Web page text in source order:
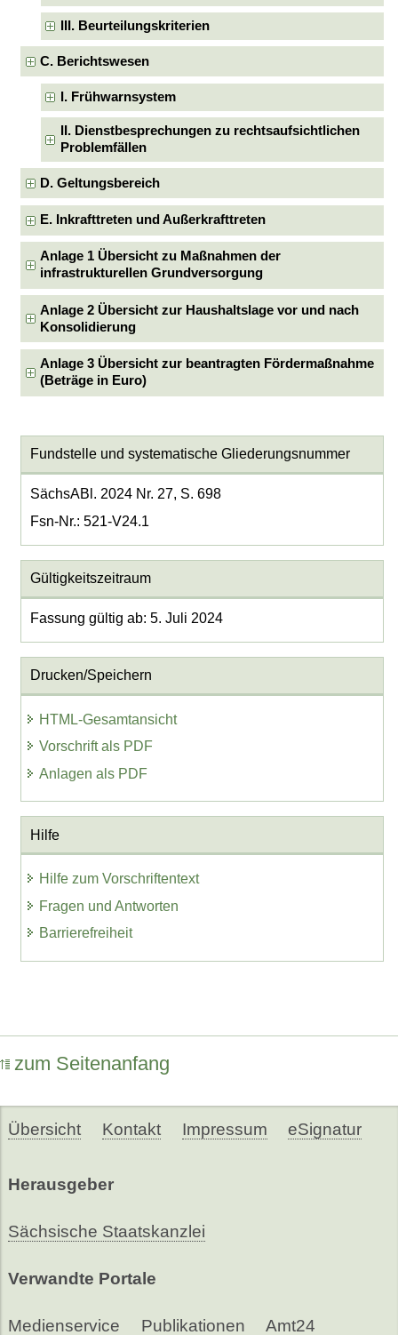
III. Beurteilungskriterien
C. Berichtswesen
I. Frühwarnsystem
II. Dienstbesprechungen zu rechtsaufsichtlichen
Problemfällen
D. Geltungsbereich
E. Inkrafttreten und Außerkrafttreten
Anlage 1 Übersicht zu Maßnahmen der
infrastrukturellen Grundversorgung
Anlage 2 Übersicht zur Haushaltslage vor und nach
Konsolidierung
Anlage 3 Übersicht zur beantragten Fördermaßnahme
(Beträge in Euro)
Fundstelle und systematische Gliederungsnummer
SächsABl. 2024 Nr. 27, S. 698
Fsn-Nr.: 521-V24.1
Gültigkeitszeitraum
Fassung gültig ab: 5. Juli 2024
Drucken/Speichern
HTML-Gesamtansicht
Vorschrift als PDF
Anlagen als PDF
Hilfe
Hilfe zum Vorschriftentext
Fragen und Antworten
Barrierefreiheit
zum Seitenanfang
Übersicht Kontakt Impressum eSignatur
Herausgeber
Sächsische Staatskanzlei
Verwandte Portale
Medienservice Publikationen Amt24